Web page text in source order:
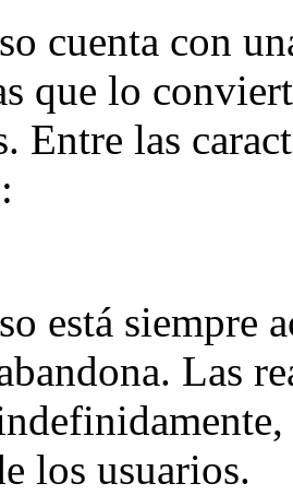
cuenta con
que lo
Entre las
está siempre
Las
los usuarios.